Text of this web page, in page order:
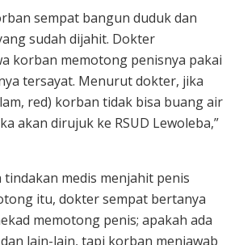
sempat bangun duduk dan
sudah dijahit. Dokter
korban memotong penisnya pakai
tersayat. Menurut dokter, jika
red) korban tidak bisa buang air
akan dirujuk ke RSUD Lewoleba,”
tindakan medis menjahit penis
itu, dokter sempat bertanya
memotong penis; apakah ada
lain-lain, tapi korban menjawab